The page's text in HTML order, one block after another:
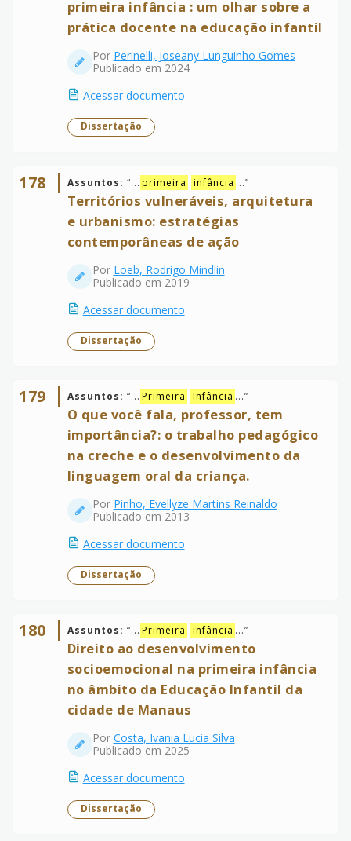
primeira infância : um olhar sobre a
prática docente na educação infantil
Por Perinelli, Joseany Lunguinho Gomes
Publicado em 2024
Acessar documento
Dissertação
178 Assuntos: “... primeira infância ...”
Territórios vulneráveis, arquitetura
e urbanismo: estratégias
contemporâneas de ação
Por Loeb, Rodrigo Mindlin
Publicado em 2019
Acessar documento
Dissertação
179 Assuntos: “... Primeira Infância ...”
O que você fala, professor, tem
importância?: o trabalho pedagógico
na creche e o desenvolvimento da
linguagem oral da criança.
Por Pinho, Evellyze Martins Reinaldo
Publicado em 2013
Acessar documento
Dissertação
180 Assuntos: “... Primeira infância ...”
Direito ao desenvolvimento
socioemocional na primeira infância
no âmbito da Educação Infantil da
cidade de Manaus
Por Costa, Ivania Lucia Silva
Publicado em 2025
Acessar documento
Dissertação